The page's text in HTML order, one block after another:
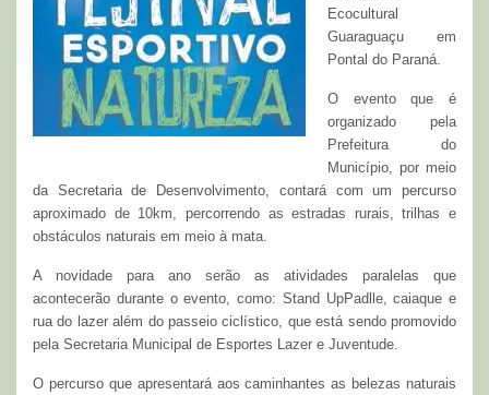
Ecocultural
Guaraguaçu em
Pontal do Paraná.
O evento que é
organizado pela
Prefeitura do
Município, por meio
da Secretaria de Desenvolvimento, contará com um percurso
aproximado de 10km, percorrendo as estradas rurais, trilhas e
obstáculos naturais em meio à mata.
A novidade para ano serão as atividades paralelas que
acontecerão durante o evento, como: Stand UpPadlle, caiaque e
rua do lazer além do passeio ciclístico, que está sendo promovido
pela Secretaria Municipal de Esportes Lazer e Juventude.
O percurso que apresentará aos caminhantes as belezas naturais